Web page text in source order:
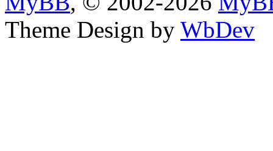
Theme Design by WbDev